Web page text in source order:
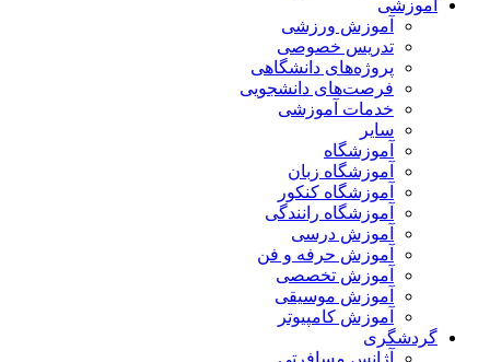
آموزشی
آموزش ورزشی
تدریس خصوصی
پروژه‌های دانشگاهی
فرصت‌های دانشجویی
خدمات آموزشی
سایر
آموزشگاه
آموزشگاه زبان
آموزشگاه کنکور
آموزشگاه رانندگی
آموزش درسی
آموزش حرفه و فن
آموزش تخصصی
آموزش موسیقی
آموزش کامپیوتر
گردشگری